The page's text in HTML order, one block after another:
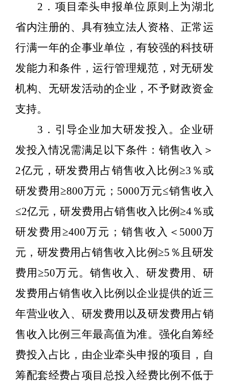
2 ．项目牵头申报单位原则上为湖北
省内注册的、具有独立法人资格、正常运
行满一年的企事业单位，有较强的科技研
发能力和条件，运行管理规范，对无研发
机构、无研发活动的企业，不予财政资金
支持。
3 ．引导企业加大研发投入。企业研
发投入情况需满足以下条件：销售收入＞
2亿元，研发费用占销售收入比例≥3 ％或
研发费用≥800万元； 5000万元≤销售收入
≤2亿元，研发费用占销售收入比例≥4 ％或
研发费用≥400万元；销售收入＜ 5000万
元，研发费用占销售收入比例≥5 ％且研发
费用≥50万元。销售收入、研发费用、研
发费用占销售收入比例以企业提供的近三
年营业收入、研发费用以及研发费用占销
售收入比例三年最高值为准。强化自筹经
费投入占比，由企业牵头申报的项目，自
筹配套经费占项目总投入经费比例不低于